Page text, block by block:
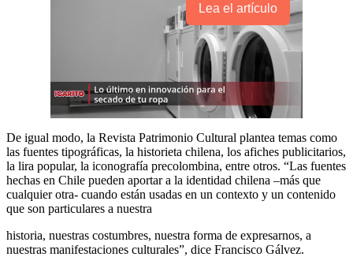
Lea el artículo
De igual modo, la Revista Patrimonio Cultural plantea temas como
las fuentes tipográficas, la historieta chilena, los afiches publicitarios,
la lira popular, la iconografía precolombina, entre otros. “Las fuentes
hechas en Chile pueden aportar a la identidad chilena –más que
cualquier otra- cuando están usadas en un contexto y un contenido
que son particulares a nuestra
historia, nuestras costumbres, nuestra forma de expresarnos, a
nuestras manifestaciones culturales”, dice Francisco Gálvez.